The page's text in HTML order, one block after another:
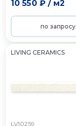
10 550 ₽/ м2
по запросу
LIVING CERAMICS
LV10259